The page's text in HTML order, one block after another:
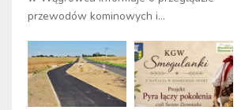
przewodów kominowych i...